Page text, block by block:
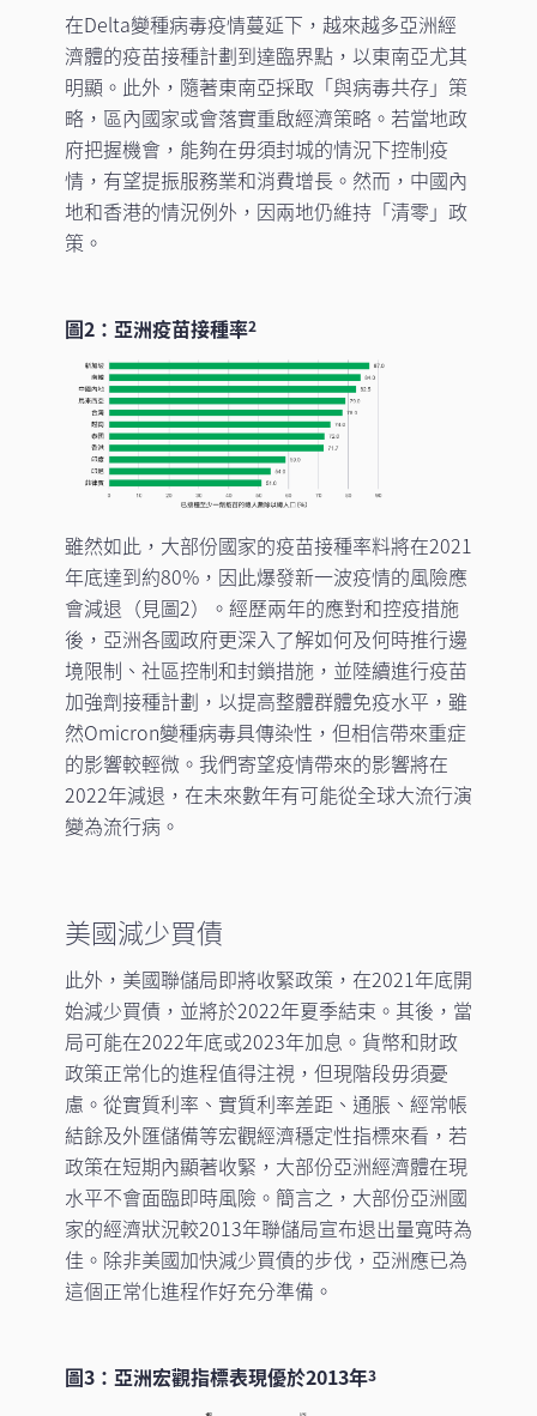
在Delta變種病毒疫情蔓延下，越來越多亞洲經
濟體的疫苗接種計劃到達臨界點，以東南亞尤其
明顯。此外，隨著東南亞採取「與病毒共存」策
略，區內國家或會落實重啟經濟策略。若當地政
府把握機會，能夠在毋須封城的情況下控制疫
情，有望提振服務業和消費增長。然而，中國內
地和香港的情況例外，因兩地仍維持「清零」政
策。
圖2：亞洲疫苗接種率2
雖然如此，大部份國家的疫苗接種率料將在2021
年底達到約80%，因此爆發新一波疫情的風險應
會減退（見圖2）。經歷兩年的應對和控疫措施
後，亞洲各國政府更深入了解如何及何時推行邊
境限制、社區控制和封鎖措施，並陸續進行疫苗
加強劑接種計劃，以提高整體群體免疫水平，雖
然Omicron變種病毒具傳染性，但相信帶來重症
的影響較輕微。我們寄望疫情帶來的影響將在
2022年減退，在未來數年有可能從全球大流行演
變為流行病。
美國減少買債
此外，美國聯儲局即將收緊政策，在2021年底開
始減少買債，並將於2022年夏季結束。其後，當
局可能在2022年底或2023年加息。貨幣和財政
政策正常化的進程值得注視，但現階段毋須憂
慮。從實質利率、實質利率差距、通脹、經常帳
結餘及外匯儲備等宏觀經濟穩定性指標來看，若
政策在短期內顯著收緊，大部份亞洲經濟體在現
水平不會面臨即時風險。簡言之，大部份亞洲國
家的經濟狀況較2013年聯儲局宣布退出量寬時為
佳。除非美國加快減少買債的步伐，亞洲應已為
這個正常化進程作好充分準備。
圖3：亞洲宏觀指標表現優於2013年3